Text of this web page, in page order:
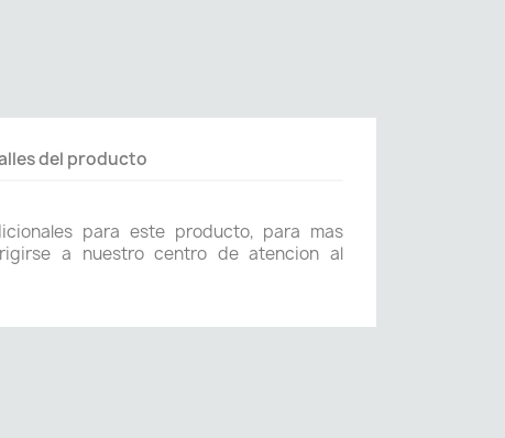
del producto
para este producto, para mas
a nuestro centro de atencion al